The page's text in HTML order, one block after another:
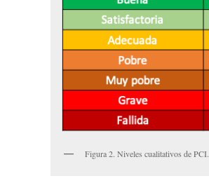
Figura 2. Niveles cualitativos de PCI.